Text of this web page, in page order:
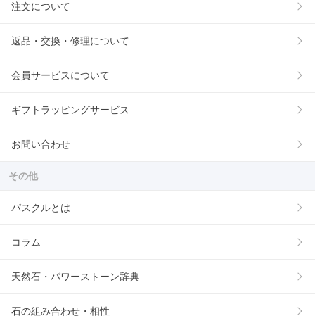
注文について
返品・交換・修理について
会員サービスについて
ギフトラッピングサービス
お問い合わせ
その他
パスクルとは
コラム
天然石・パワーストーン辞典
石の組み合わせ・相性